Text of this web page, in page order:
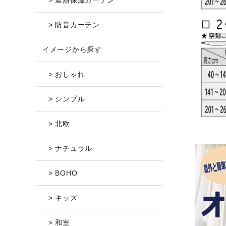
> 防音カーテン
イメージから探す
> おしゃれ
> シンプル
> 北欧
> ナチュラル
> BOHO
> キッズ
> 和室